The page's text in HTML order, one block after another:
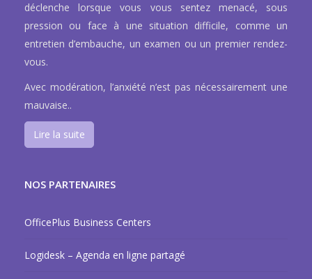
déclenche lorsque vous vous sentez menacé, sous
pression ou face à une situation difficile, comme un
entretien d’embauche, un examen ou un premier rendez-
vous.
Avec modération, l’anxiété n’est pas nécessairement une
mauvaise..
Lire la suite
NOS PARTENAIRES
OfficePlus Business Centers
Logidesk – Agenda en ligne partagé